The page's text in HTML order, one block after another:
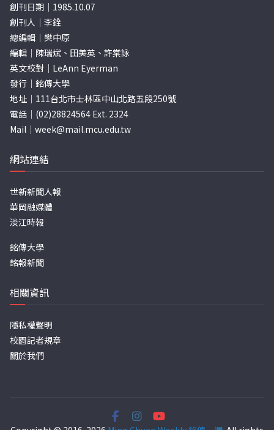
創刊日期｜1985.10.07
創刊人｜李銓
總編輯｜樊中原
編輯｜陳瑞斌、田美英、許棠詠
英文校對｜LeAnn Eyerman
發行｜銘傳大學
地址｜111台北市士林區中山北路五段250號
電話｜(02)28824564 Ext. 2324
Mail｜ week@mail.mcu.edu.tw
網站連結
世新新聞人報
華岡融媒體
淡江時報
銘傳大學
銘報新聞
相關資訊
隱私權聲明
校園記者規章
關於我們